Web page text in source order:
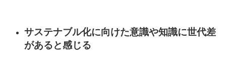
サステナブル化に向けた意識や知識に世代差
があると感じる